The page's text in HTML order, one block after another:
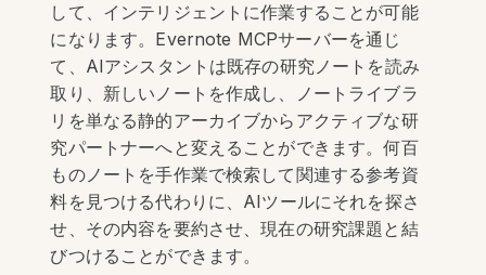
して、インテリジェントに作業することが可能
になります。Evernote MCPサーバーを通じ
て、AIアシスタントは既存の研究ノートを読み
取り、新しいノートを作成し、ノートライブラ
リを単なる静的アーカイブからアクティブな研
究パートナーへと変えることができます。何百
ものノートを手作業で検索して関連する参考資
料を見つける代わりに、AIツールにそれを探さ
せ、その内容を要約させ、現在の研究課題と結
びつけることができます。